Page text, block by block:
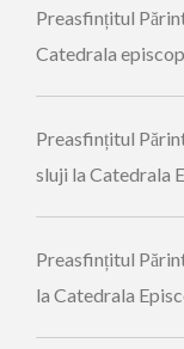
Preasfințitul
Catedrala
Preasfințitul
sluji la Catedrala
Preasfințitul
la Catedrala